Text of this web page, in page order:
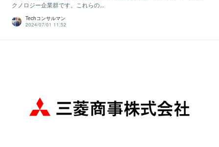
クノロジー企業群です。これらの...
Techコンサルマン
2024/07/01 11:52